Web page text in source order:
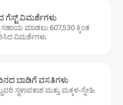
ಗೆಸ್ಟ್ ವಿಮರ್ಶೆಗಳು
ಮಾಡಲು 607,530 ಕ್ಕಿಂತ
ವಿಮರ್ಶೆಗಳು
ಬಾಡಿಗೆ ವಸತಿಗಳು
ಸ್ಥಳಾವಕಾಶ ಮತ್ತು ಮಕ್ಕಳ-ಸ್ನೇಹಿ